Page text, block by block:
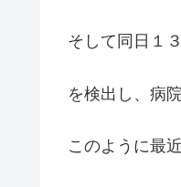
そして同日１
を検出し、病
このように最